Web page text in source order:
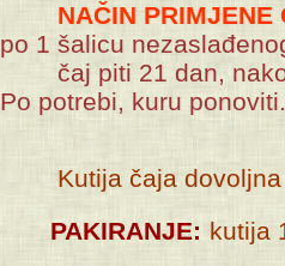
NAČIN PRIMJENE
po 1 šalicu
čaj piti 21 dan,
Po potrebi, kuru ponoviti.
Kutija čaja dovoljna
PAKIRANJE: kutija